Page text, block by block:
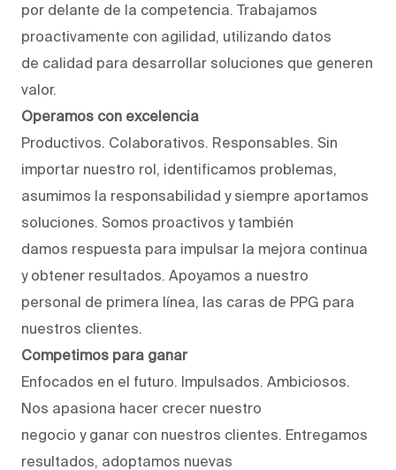
por delante de la competencia. Trabajamos
proactivamente con agilidad, utilizando datos
de calidad para desarrollar soluciones que generen
valor.
Operamos con excelencia
Productivos. Colaborativos. Responsables. Sin
importar nuestro rol, identificamos problemas,
asumimos la responsabilidad y siempre aportamos
soluciones. Somos proactivos y también
damos respuesta para impulsar la mejora continua
y obtener resultados. Apoyamos a nuestro
personal de primera línea, las caras de PPG para
nuestros clientes.
Competimos para ganar
Enfocados en el futuro. Impulsados. Ambiciosos.
Nos apasiona hacer crecer nuestro
negocio y ganar con nuestros clientes. Entregamos
resultados, adoptamos nuevas